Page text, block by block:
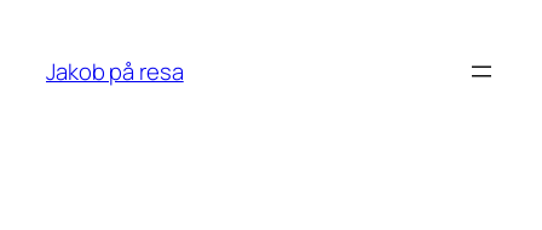
content
Jakob på resa